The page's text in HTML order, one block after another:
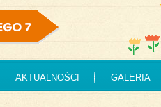
AKTUALNOŚCI GALERIA